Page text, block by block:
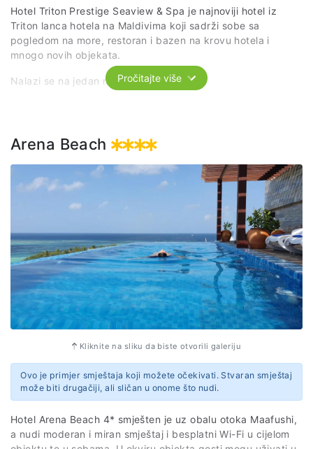
Hotel Triton Prestige Seaview & Spa je najnoviji hotel iz
Triton lanca hotela na Maldivima koji sadrži sobe sa
pogledom na more, restoran i bazen na krovu hotela i
mnogo novih objekata.
Nalazi se na jedan minut od Bikini plaže.
sopstveno kupatilo sa tušem, fenom za kosu i besplatnim
toaletnim priborom. U svim sobama objekta Triton Prestige
Seaview and Spa su obezbjeđeni peškiri i posteljina.
Gosti mogu da uživaju u kontinentalnom ili doručku na bazi
švedskog stola.
* Tačan naziv smještaja biće potvrđen najkasnije do 30
dana pred put.
Web stranica
https://tritonhotelsandtours.com/triton-prestige
Pročitajte više
Arena Beach
Kliknite na sliku da biste otvorili galeriju
Ovo je primjer smještaja koji možete očekivati. Stvaran smještaj
može biti drugačiji, ali sličan u onome što nudi.
Hotel Arena Beach 4* smješten je uz obalu otoka Maafushi,
a nudi moderan i miran smještaj i besplatni Wi-Fi u cijelom